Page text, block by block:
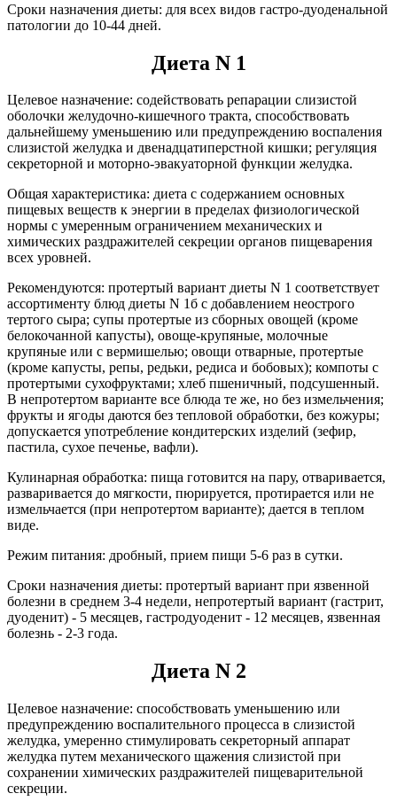
Сроки назначения диеты: для всех видов гастро-дуоденальной
патологии до 10-44 дней.
Диета N 1
Целевое назначение: содействовать репарации слизистой
оболочки желудочно-кишечного тракта, способствовать
дальнейшему уменьшению или предупреждению воспаления
слизистой желудка и двенадцатиперстной кишки; регуляция
секреторной и моторно-эвакуаторной функции желудка.
Общая характеристика: диета с содержанием основных
пищевых веществ к энергии в пределах физиологической
нормы с умеренным ограничением механических и
химических раздражителей секреции органов пищеварения
всех уровней.
Рекомендуются: протертый вариант диеты N 1 соответствует
ассортименту блюд диеты N 1б с добавлением неострого
тертого сыра; супы протертые из сборных овощей (кроме
белокочанной капусты), овоще-крупяные, молочные
крупяные или с вермишелью; овощи отварные, протертые
(кроме капусты, репы, редьки, редиса и бобовых); компоты с
протертыми сухофруктами; хлеб пшеничный, подсушенный.
В непротертом варианте все блюда те же, но без измельчения;
фрукты и ягоды даются без тепловой обработки, без кожуры;
допускается употребление кондитерских изделий (зефир,
пастила, сухое печенье, вафли).
Кулинарная обработка: пища готовится на пару, отваривается,
разваривается до мягкости, пюрируется, протирается или не
измельчается (при непротертом варианте); дается в теплом
виде.
Режим питания: дробный, прием пищи 5-6 раз в сутки.
Сроки назначения диеты: протертый вариант при язвенной
болезни в среднем 3-4 недели, непротертый вариант (гастрит,
дуоденит) - 5 месяцев, гастродуоденит - 12 месяцев, язвенная
болезнь - 2-3 года.
Диета N 2
Целевое назначение: способствовать уменьшению или
предупреждению воспалительного процесса в слизистой
желудка, умеренно стимулировать секреторный аппарат
желудка путем механического щажения слизистой при
сохранении химических раздражителей пищеварительной
секреции.